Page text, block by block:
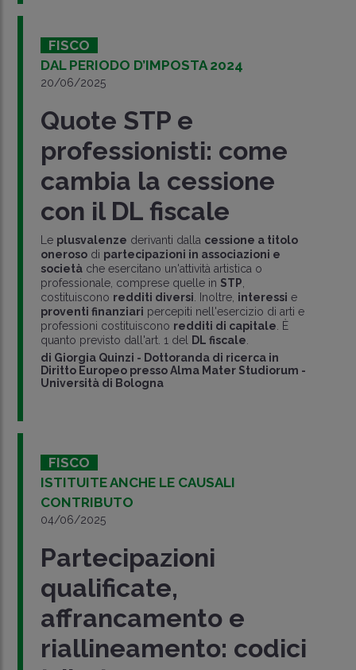
FISCO
DAL PERIODO D’IMPOSTA 2024
20/06/2025
Quote STP e
professionisti: come
cambia la cessione
con il DL fiscale
Le plusvalenze derivanti dalla cessione a titolo
onerosodi partecipazioni in associazioni e
societàche esercitano un'attività artistica o
professionale, comprese quelle in STP
costituiscono redditi diversi . Inoltre, interessi e
proventi finanziari percepiti nell'esercizio di arti e
professioni costituiscono redditi di capitale . È
quanto previsto dall'art. 1 del
DL fiscale
di Giorgia Quinzi - Dottoranda di ricerca in
Diritto Europeo presso Alma Mater Studiorum -
Università di Bologna
FISCO
ISTITUITE ANCHE LE CAUSALI
CONTRIBUTO
04/06/2025
Partecipazioni
qualificate,
affrancamento e
riallineamento: codici